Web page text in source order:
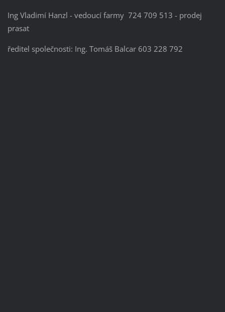
Ing Vladimí Hanzl - vedoucí farmy 724 709 513 - prodej
prasat
ředitel společnosti: Ing. Tomáš Balcar 603 228 792